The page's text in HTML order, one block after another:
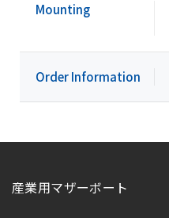
Mounting
Order Information
産業用マザーボート